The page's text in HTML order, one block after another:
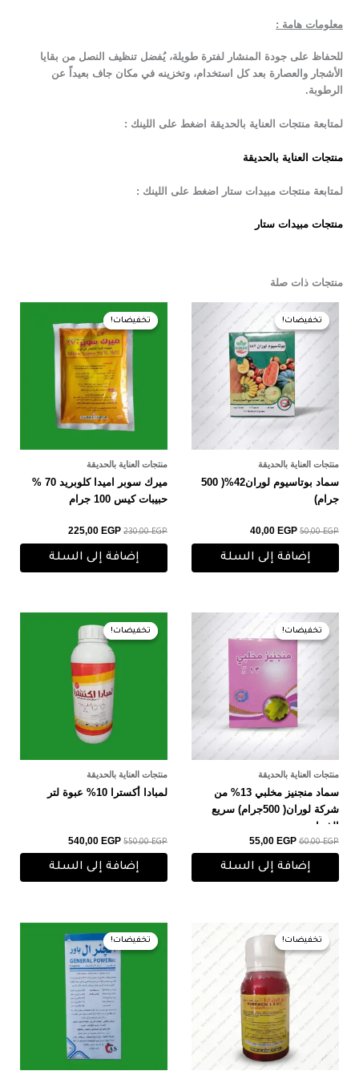
معلومات هامة :
للحفاظ على جودة المنشار لفترة طويلة، يُفضل تنظيف النصل من بقايا
الأشجار والعصارة بعد كل استخدام، وتخزينه في مكان جاف بعيداً عن
الرطوبة.
لمتابعة منتجات العناية بالحديقة اضغط على اللينك :
منتجات العناية بالحديقة
لمتابعة منتجات مبيدات ستار اضغط على اللينك :
منتجات مبيدات ستار
منتجات ذات صلة
تخفيضات!
تخفيضات!
منتجات العناية بالحديقة
سماد بوتاسيوم لوران42%( 500
جرام)
50,00EGP
السعر
الأصلي
هو:
50,00 EGP.
40,00 EGP
السعر
الحالي
هو:
40,00 EGP.
إضافة إلى السلة
تخفيضات!
تخفيضات!
منتجات العناية بالحديقة
ميرك سوبر اميدا كلوبريد 70 %
حبيبات كيس 100 جرام
230,00EGP
السعر
الأصلي
هو:
230,00 EGP.
225,00 EGP
السعر
هو:
225,00 EGP.
إضافة إلى السلة
تخفيضات!
تخفيضات!
منتجات العناية بالحديقة
سماد منجنيز مخلبي 13% من
شركة لوران( 500جرام) سريع
الذوبان
60,00EGP
السعر
الأصلي
هو:
60,00 EGP.
55,00 EGP
السعر
الحالي
هو:
55,00 EGP.
إضافة إلى السلة
تخفيضات!
تخفيضات!
منتجات العناية بالحديقة
لمبادا أكسترا 10% عبوة لتر
550,00EGP
السعر
الأصلي
هو:
550,00 EGP.
540,00 EGP
السعر
إضافة إلى السلة
تخفيضات!
تخفيضات!
السعر
الأصلي
هو:
السعر
الحالي
110,00 EGP.
تخفيضات!
تخفيضات!
السعر
الأصلي
هو:
190,00 EGP.
السعر
الحالي
هو: